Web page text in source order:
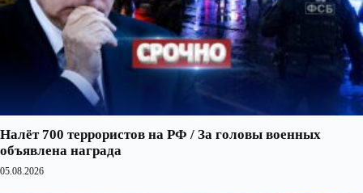
Налёт 700 террористов на РФ / За головы военных
объявлена награда
05.08.2026